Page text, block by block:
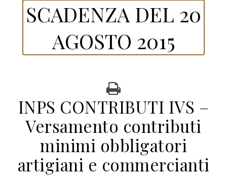
SCADENZA DEL 20
AGOSTO 2015
INPS CONTRIBUTI IVS –
Versamento contributi
minimi obbligatori
artigiani e commercianti